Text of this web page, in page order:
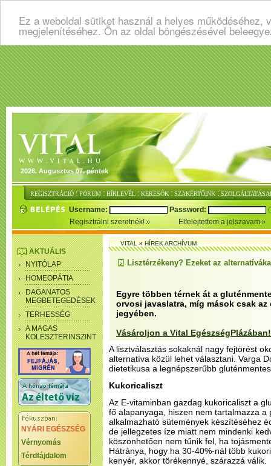
Ez a weboldal sütiket használ a helyes
megjelenítéséhez. Ön az oldal böngészésével
2026. Augusztus 07. péntek
REGISZTRÁCIÓ : FÓRUM : HÍRLEVÉL : KERESŐK : SZAKÉRTŐINK :
Username:
Password:
Regisztrálni szeretnék!
Elfelejtettem a jelszavam
AKTUÁLIS
NYITÓLAP
HOMEOPÁTIA
DAGANATOS
MEGBETEGEDÉSEK
TERHESSÉG
A MAGAS
KOLESZTERINSZINT
NYÁRI EGÉSZSÉG
Vérnyomás
Térdfájdalom
VITAL»HÍREK ARCHÍVUM
Lisztérzékeny? Ezeket az
Egyre többen térnek át a
orvosi javaslatra, míg mások csak az
jegyében.
Vásároljon a Vital EgészségPlázában!
A lisztválasztás sokaknál nagy fejtörést
alternatíva közül lehet választani. Varga
dietetikusa a legnépszerűbb
Kukoricaliszt
Az E-vitaminban gazdag kukoricaliszt a
fő alapanyaga, hiszen nem tartalmazza
alkalmazható sütemények készítéséhez
de jellegzetes íze miatt nem mindenki
köszönhetően nem tűnik fel, ha
Hátránya, hogy ha 30-40%-nál több
kenyér, akkor törékennyé, szárazzá válik.